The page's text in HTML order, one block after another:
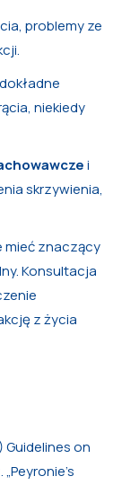
problemy ze
niekiedy
i
skrzywienia,
mieć znaczący
Konsultacja
z życia
on